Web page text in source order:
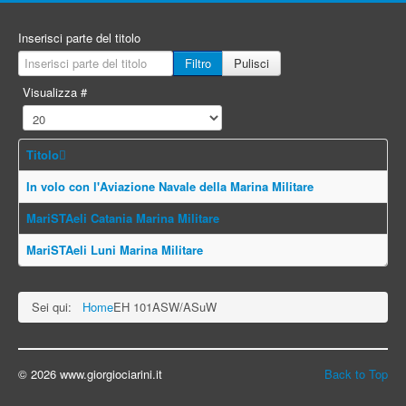
Inserisci parte del titolo
Filtro
Pulisci
Visualizza #
Titolo
In volo con l'Aviazione Navale della Marina Militare
MariSTAeli Catania Marina Militare
MariSTAeli Luni Marina Militare
Sei qui: HomeEH 101ASW/ASuW
Back to Top
© 2026 www.giorgiociarini.it